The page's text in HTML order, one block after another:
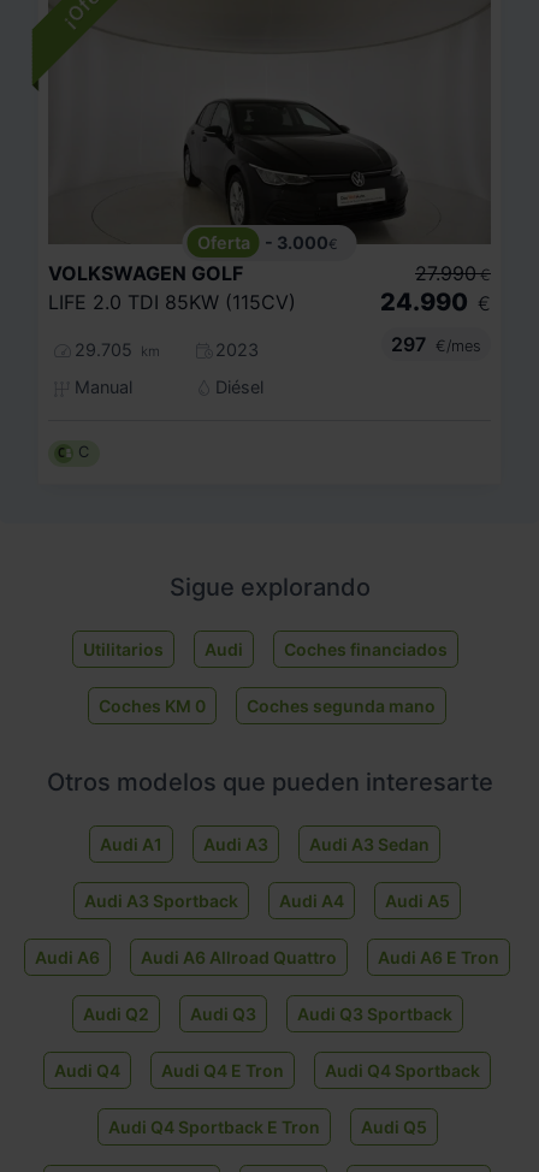
- 3.000€
VOLKSWAGEN GOLF
LIFE 2.0 TDI 85KW (115CV)
29.705 km
2023
Manual
Diésel
27.990 €
24.990 €
297
€/mes
C
Sigue explorando
Utilitarios Audi Coches financiados
Coches KM 0 Coches segunda mano
Otros modelos que pueden interesarte
Audi A1 Audi A3 Audi A3 Sedan
Audi A3 Sportback Audi A4 Audi A5
Audi A6 Audi A6 Allroad Quattro Audi A6 E Tron
Audi Q2 Audi Q3 Audi Q3 Sportback
Audi Q4 Audi Q4 E Tron Audi Q4 Sportback
Audi Q4 Sportback E Tron Audi Q5